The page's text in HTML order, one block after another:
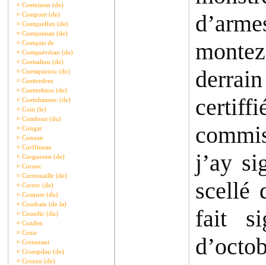
¤ Coetninon (de)
¤ Coetpont (de)
¤ Coetquelfen (de)
¤ Coetquenan (de)
¤ Coetquis de
¤ Coetquévéran (de)
¤ Coetsaliou (de)
¤ Coetsquiriou (de)
¤ Coettredrez
¤ Coettrehiou (de)
¤ Coetuhannec (de)
¤ Coin (le)
¤ Combout (du)
¤ Congar
¤ Connan
¤ Corffineau
¤ Corguezen (de)
¤ Cornec
¤ Cornouaille (de)
¤ Correc (de)
¤ Cosquer (du)
¤ Coudraie (de la)
¤ Couedic (du)
¤ Cozden
¤ Cozic
¤ Crenezant
¤ Croespilau (de)
¤ Crozon (de)
j’ay
scellé
fait